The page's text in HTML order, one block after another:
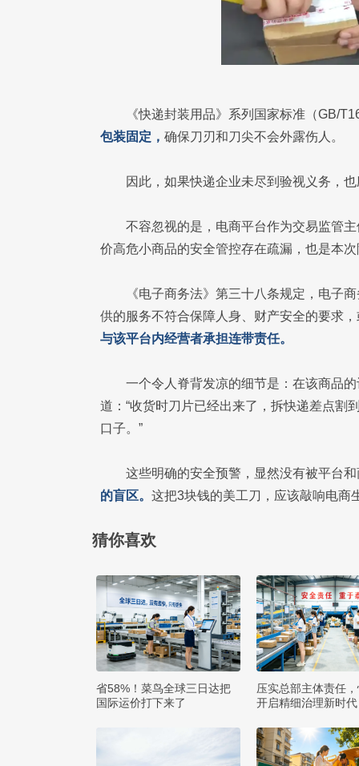
《快递封装用品》系列国家标准（GB/
包装固定， 确保刀刃和刀尖不会外露伤人。
因此，如果快递企业未尽到验视义务，
不容忽视的是，电商平台作为交易监管
价高危小商品的安全管控存在疏漏，也是本
《电子商务法》第三十八条规定，电子
供的服务不符合保障人身、财产安全的要求
与该平台内经营者承担连带责任。
一个令人脊背发凉的细节是：在该商品
道：“收货时刀片已经出来了，拆快递差点割
口子。”
这些明确的安全预警，显然没有被平台
的盲区。 这把3块钱的美工刀，应该敲响电商
猜你喜欢
省58%！菜鸟全球三日达把
国际运价打下来了
压实总部主体责任
开启精细治理新时代